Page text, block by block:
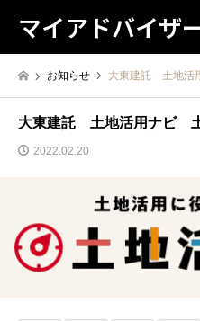
マイアドバイザ
お知らせ 大東建託 土地活
大東建託 土地活用ナビ
2022.02.20